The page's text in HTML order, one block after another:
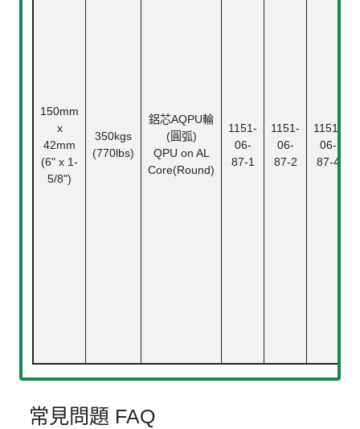
150mm
x
42mm
(6" x 1-
5/8")
350kgs
(770lbs)
鋁芯AQPU輪
(圓弧)
QPU on AL
Core(Round)
1151-
06-
87-1
1151-
06-
87-2
1151-
06-
87-4
常見問題 FAQ